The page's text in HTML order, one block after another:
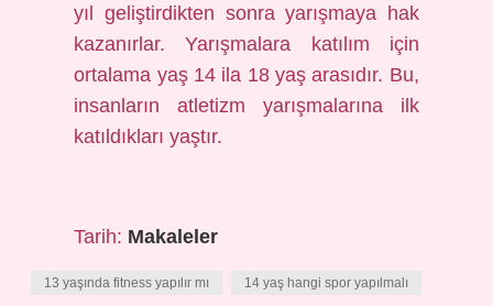
yıl geliştirdikten sonra yarışmaya hak
kazanırlar. Yarışmalara katılım için
ortalama yaş 14 ila 18 yaş arasıdır. Bu,
insanların atletizm yarışmalarına ilk
katıldıkları yaştır.
Tarih: Makaleler
13 yaşında fitness yapılır mı 14 yaş hangi spor yapılmalı